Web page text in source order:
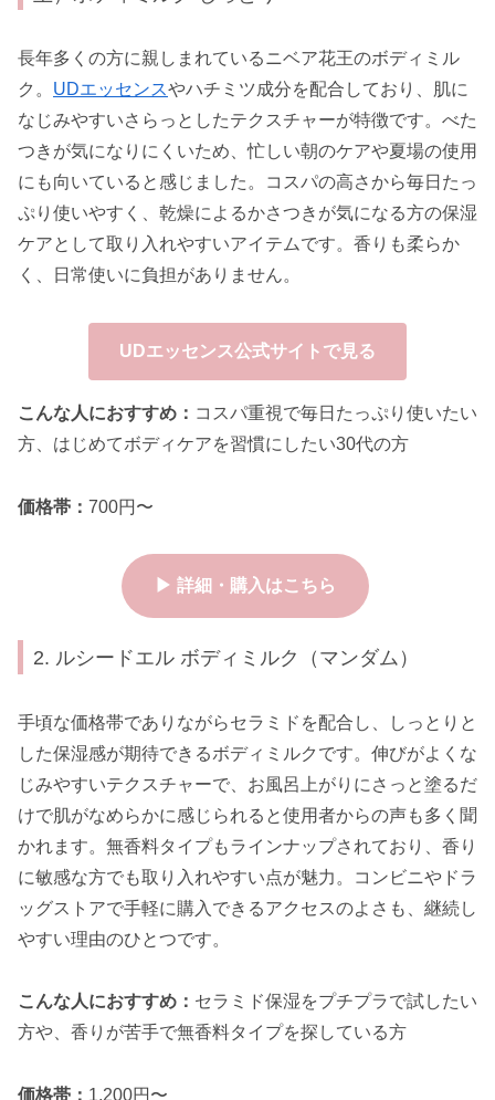
長年多くの方に親しまれているニベア花王のボディミル
ク。 UDエッセンスやハチミツ成分を配合しており、肌に
なじみやすいさらっとしたテクスチャーが特徴です。べた
つきが気になりにくいため、忙しい朝のケアや夏場の使用
にも向いていると感じました。コスパの高さから毎日たっ
ぷり使いやすく、乾燥によるかさつきが気になる方の保湿
ケアとして取り入れやすいアイテムです。香りも柔らか
く、日常使いに負担がありません。
UDエッセンス公式サイトで見る
こんな人におすすめ： コスパ重視で毎日たっぷり使いたい
方、はじめてボディケアを習慣にしたい30代の方
価格帯： 700円〜
▶ 詳細・購入はこちら
2. ルシードエル ボディミルク（マンダム）
手頃な価格帯でありながらセラミドを配合し、しっとりと
した保湿感が期待できるボディミルクです。伸びがよくな
じみやすいテクスチャーで、お風呂上がりにさっと塗るだ
けで肌がなめらかに感じられると使用者からの声も多く聞
かれます。無香料タイプもラインナップされており、香り
に敏感な方でも取り入れやすい点が魅力。コンビニやドラ
ッグストアで手軽に購入できるアクセスのよさも、継続し
やすい理由のひとつです。
こんな人におすすめ： セラミド保湿をプチプラで試したい
方や、香りが苦手で無香料タイプを探している方
価格帯： 1,200円〜